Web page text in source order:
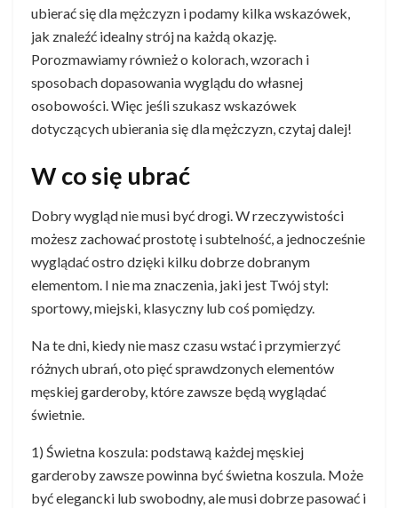
ubierać się dla mężczyzn i podamy kilka wskazówek,
jak znaleźć idealny strój na każdą okazję.
Porozmawiamy również o kolorach, wzorach i
sposobach dopasowania wyglądu do własnej
osobowości. Więc jeśli szukasz wskazówek
dotyczących ubierania się dla mężczyzn, czytaj dalej!
W co się ubrać
Dobry wygląd nie musi być drogi. W rzeczywistości
możesz zachować prostotę i subtelność, a jednocześnie
wyglądać ostro dzięki kilku dobrze dobranym
elementom. I nie ma znaczenia, jaki jest Twój styl:
sportowy, miejski, klasyczny lub coś pomiędzy.
Na te dni, kiedy nie masz czasu wstać i przymierzyć
różnych ubrań, oto pięć sprawdzonych elementów
męskiej garderoby, które zawsze będą wyglądać
świetnie.
1) Świetna koszula: podstawą każdej męskiej
garderoby zawsze powinna być świetna koszula. Może
być elegancki lub swobodny, ale musi dobrze pasować i